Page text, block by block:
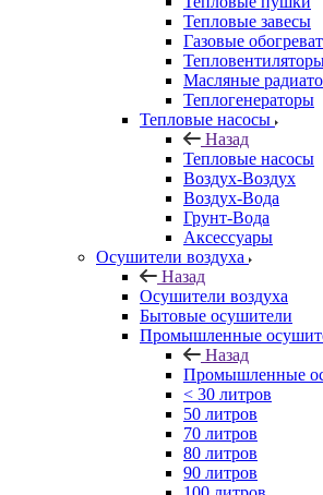
Тепловые завесы
Газовые
Масляные
Теплогенераторы
Тепловые насосы
Назад
Тепловые насосы
Воздух-Воздух
Воздух-Вода
Грунт-Вода
Аксессуары
Осушители воздуха
Назад
Осушители воздуха
Бытовые осушители
Промышленные
Назад
Промышленные
< 30 литров
50 литров
70 литров
80 литров
90 литров